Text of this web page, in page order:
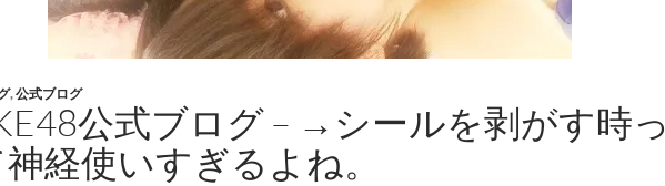
,公式ブログ
公式ブログ – →シールを剥がす時っ
経使いすぎるよね。